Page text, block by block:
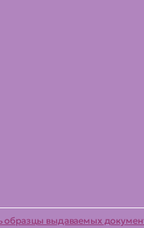
образцы выдаваемых